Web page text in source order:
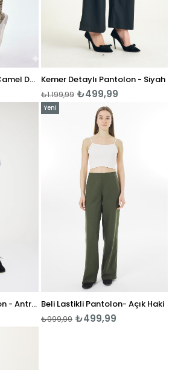
Boru Paça Pantolon-Camel Desenli Kemer Detaylı Pantolon - Siyah
₺499,99
₺1.199,99
Kemer Detaylı Pantolon - Antrasit Beli Lastikli Pantolon- Açık Haki
₺499,99
₺999,99
Yeni